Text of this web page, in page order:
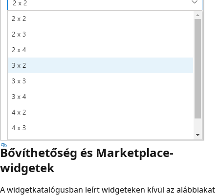
Bővíthetőség és Marketplace-
widgetek
A widgetkatalógusban leírt widgeteken kívül az alábbiakat